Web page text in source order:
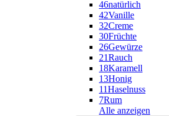
46natürlich
42Vanille
32Creme
30Früchte
26Gewürze
21Rauch
18Karamell
13Honig
11Haselnuss
7Rum
Alle anzeigen